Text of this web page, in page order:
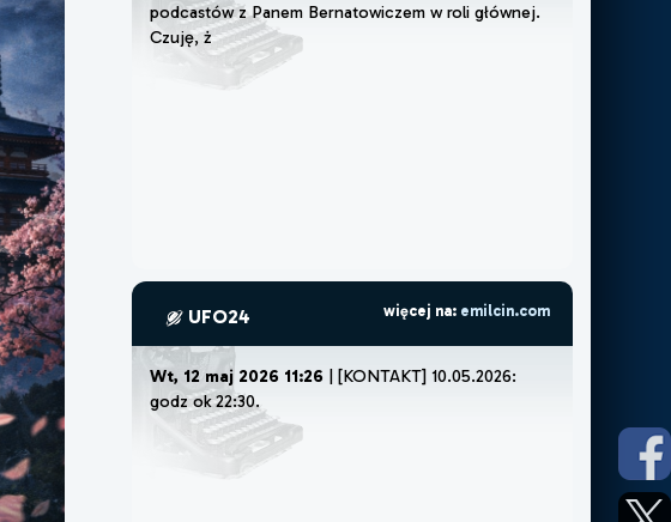
podcastów z Panem Bernatowiczem w roli głównej.
Czuję, że muszę lub
UFO24 więcej na: emilcin.com
Wt, 12 maj 2026 11:26 | [KONTAKT] 10.05.2026:
godz ok 22:30.